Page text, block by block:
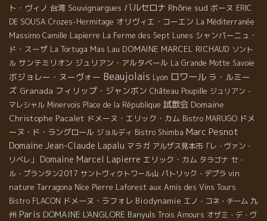
ト・ヴィノ 台湾 Souvignargues バルセロナ Rhône sud ボーヌ ERIC
DE SOUSA Crozes-Hermitage オリヴィエ・コーエン La Méditerranée
Massimo Camille Lapierre La Ferme des Sept Lunes シャンパーニュ・
ド・スーザ La Tortuga Mas Lau DOMAINE MARCEL RICHAUD ソント
ル サンテミリオン ジュリアン・アルタベール La Grande Motte Savoie
ボジョレー・ヌーヴォー Beaujolais Lyon ロワール ラ・ルミー
ズ Granada フィリップ・ジャンボン Château Poupille ジュリアン・
マレシャル Minervois Place de la République 試飲会 Domaine
Christophe Pacalet ドメーヌ・エリック・カム Bistro MARUGO ドメ
ーヌ・ド・ラングロール ジョルディ Bistro Shimba Marc Pesnot
Domaine Jean-Claude Lapalu マラガ アルザス見本市「レ・ヴァン・
リベレ」
Domaine Marcel Lapierre エリック・カム タラゴナ セ・
ル・プランタン2017 サントヴィクトワール山 パトリック・デプラ vin
nature Tarragona Nice Pierre Laforest aux Amis des Vins Tours
Bistro FLACON ドメーヌ・ラフォレ Biodynamie エノ・コネ・チーム 九
州 Paris DOMAINE L'ANGLORE Banyuls Trois Amours オザミ・デ・ヴ